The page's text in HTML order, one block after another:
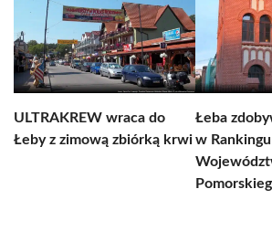
ULTRAKREW wraca do
Łeby z zimową zbiórką krwi
Łeba
w